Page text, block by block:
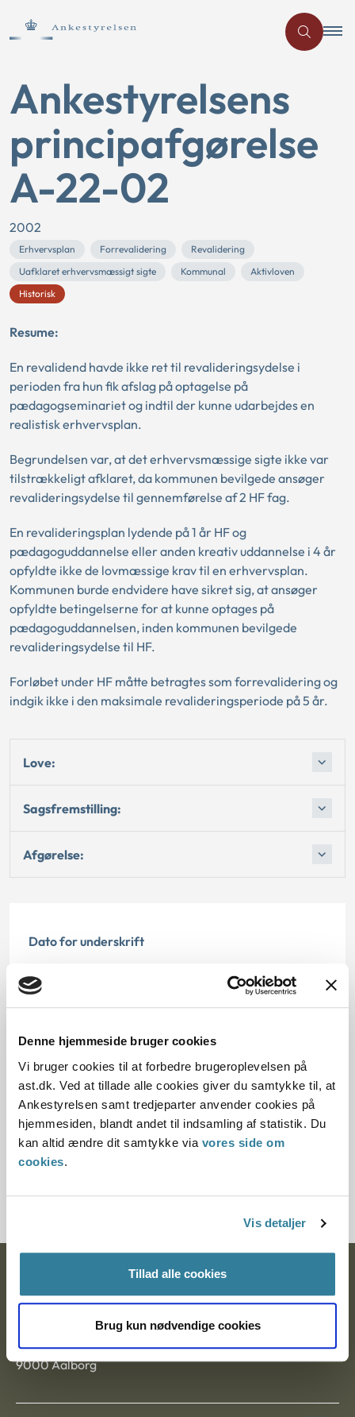
Denne hjemmeside bruger cookies
Vi bruger cookies til at forbedre brugeroplevelsen på
ast.dk. Ved at tillade alle cookies giver du samtykke til, at
Ankestyrelsen samt tredjeparter anvender cookies på
hjemmesiden, blandt andet til indsamling af statistik. Du
kan altid ændre dit samtykke via vores side om
cookies.
Vis detaljer
Tillad alle cookies
Brug kun nødvendige cookies
Ankestyrelsens
principafgørelse
A-22-02
2002
Erhvervsplan Forrevalidering
Revalidering
Uafklaret erhvervsmæssigt sigte
Kommunal
Aktivloven
Historisk
Resume:
En revalidend havde ikke ret til revalideringsydelse i
perioden fra hun fik afslag på optagelse på
pædagogseminariet og indtil der kunne udarbejdes en
realistisk erhvervsplan.
Begrundelsen var, at det erhvervsmæssige sigte ikke var
tilstrækkeligt afklaret, da kommunen bevilgede ansøger
revalideringsydelse til gennemførelse af 2 HF fag.
En revalideringsplan lydende på 1 år HF og
pædagoguddannelse eller anden kreativ uddannelse i 4 år
opfyldte ikke de lovmæssige krav til en erhvervsplan.
Kommunen burde endvidere have sikret sig, at ansøger
opfyldte betingelserne for at kunne optages på
pædagoguddannelsen, inden kommunen bevilgede
revalideringsydelse til HF.
Forløbet under HF måtte betragtes som forrevalidering og
indgik ikke i den maksimale revalideringsperiode på 5 år.
Love:
Sagsfremstilling:
Afgørelse:
Dato for underskrift
02.07.2002
Offentliggørelsesdato
10.07.2013
Paragraf
§ 27 § 50 § 49 § 51 § 28
Journalnummer
Postadresse:
Nytorv 7, 2. sal
9000 Aalborg